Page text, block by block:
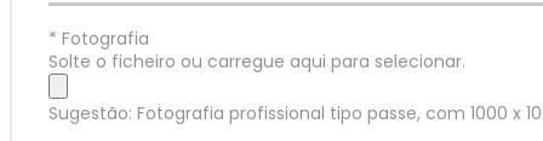
* Fotografia
Solte o ficheiro ou carregue aqui para selecionar.
Sugestão: Fotografia profissional tipo passe, com 1000 x